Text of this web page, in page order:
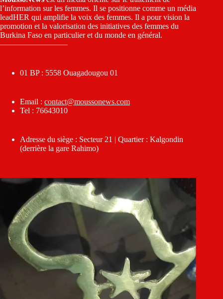
l’information sur les femmes. Il se positionne comme un média
leadHER qui amplifie la voix des femmes. Il a pour vision la
promotion et la valorisation des initiatives des femmes du
Burkina Faso en particulier et du monde en général.
————————–
01 BP : 5558 Ouagadougou 01
Email : contact@moussonews.com
Tel : 76643010
Adresse du siège : Secteur 21 | Quartier : Kalgondin
(derrière la gare Rahimo)